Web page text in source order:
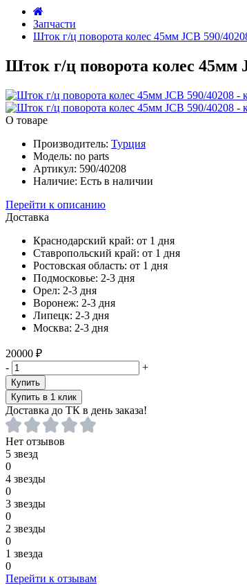
Запчасти
Шток г/ц поворота колес 45мм JCB 590/
Шток г/ц поворота колес 45мм
О товаре
Производитель: Турция
Модель: no parts
Артикул: 590/40208
Наличие: Есть в наличии
Перейти к описанию
Доставка
Краснодарский край: от 1 дня
Ставропольский край: от 1 дня
Ростовская область: от 1 дня
Подмосковье: 2-3 дня
Орел: 2-3 дня
Воронеж: 2-3 дня
Липецк: 2-3 дня
Москва: 2-3 дня
20000 ₽
-
+
Купить
Купить в 1 клик
Доставка до ТК в день заказа!
Нет отзывов
5 звезд
0
4 звезды
0
3 звезды
0
2 звезды
0
1 звезда
0
Перейти к отзывам